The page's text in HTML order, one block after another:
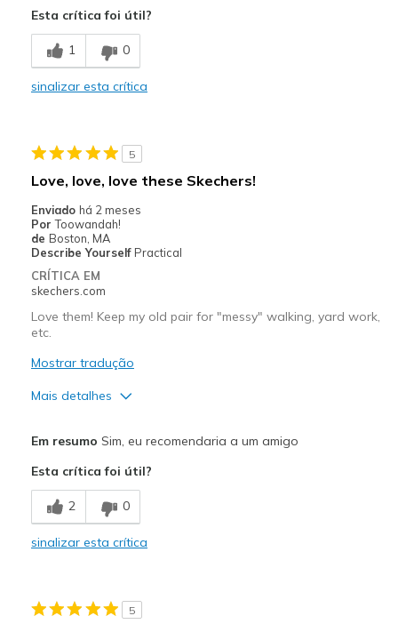
Breathe Well
Comfortable
Melhores utilizações
Going Out
Special Occasions
Travel
Width
Sizing
Esta crítica foi útil?
1 0
sinalizar esta crítica
5
Love, love, love these Skechers!
Enviado há 2 meses
Por Toowandah!
de Boston, MA
Describe Yourself Practical
CRÍTICA EM
skechers.com
Love them! Keep my old pair for "messy" walking, yard work,
etc.
Mostrar tradução
Mais detalhes
Breathe Well
Comfortable
Em resumo Sim, eu recomendaria a um amigo
Esta crítica foi útil?
2 0
sinalizar esta crítica
5